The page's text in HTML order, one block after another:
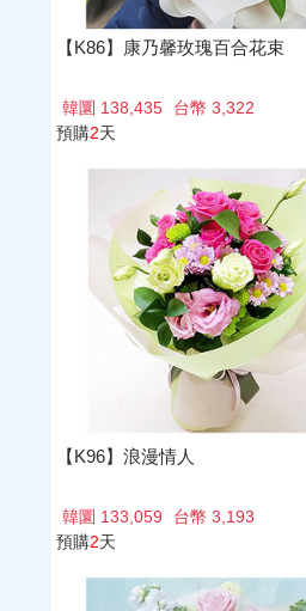
【K86】康乃馨玫瑰百合花束
韓圜 138,435
台幣 3,322
預購2天
【K96】浪漫情人
韓圜 133,059
台幣 3,193
預購2天